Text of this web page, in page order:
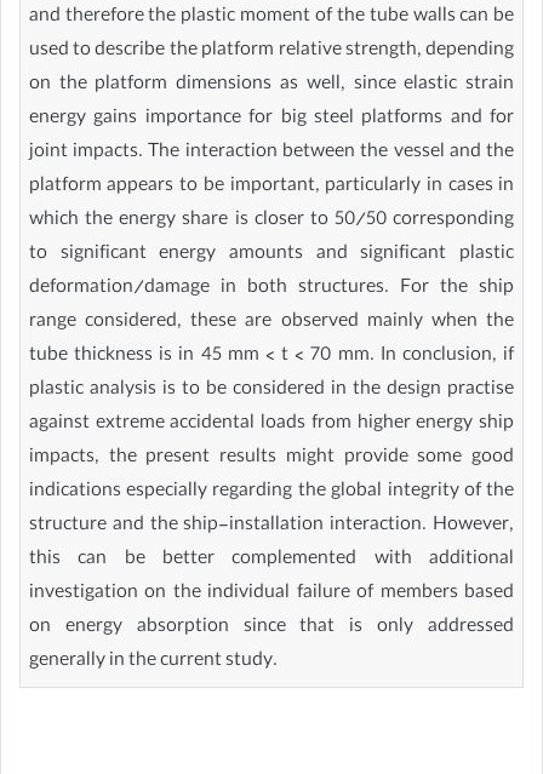
and therefore the plastic moment of the tube walls can be
used to describe the platform relative strength, depending
on the platform dimensions as well, since elastic strain
energy gains importance for big steel platforms and for
joint impacts. The interaction between the vessel and the
platform appears to be important, particularly in cases in
which the energy share is closer to 50/50 corresponding
to significant energy amounts and significant plastic
deformation/damage in both structures. For the ship
range considered, these are observed mainly when the
tube thickness is in 45 mm < t < 70 mm. In conclusion, if
plastic analysis is to be considered in the design practise
against extreme accidental loads from higher energy ship
impacts, the present results might provide some good
indications especially regarding the global integrity of the
structure and the ship-installation interaction. However,
this can be better complemented with additional
investigation on the individual failure of members based
on energy absorption since that is only addressed
generally in the current study.